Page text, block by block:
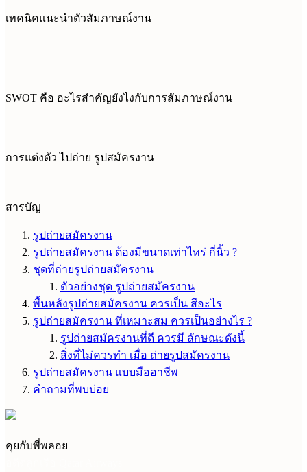
เทคนิคแนะนำตัวสัมภาษณ์งาน
SWOT คือ อะไรสำคัญยังไงกับการสัมภาษณ์งาน
การแต่งตัว ไปถ่าย รูปสมัครงาน
สารบัญ
รูปถ่ายสมัครงาน
รูปถ่ายสมัครงาน ต้องมีขนาดเท่าไหร่ กี่นิ้ว ?
ชุดที่ถ่ายรูปถ่ายสมัครงาน
ตัวอย่างชุด รูปถ่ายสมัครงาน
พื้นหลังรูปถ่ายสมัครงาน ควรเป็น สีอะไร
รูปถ่ายสมัครงาน ที่เหมาะสม ควรเป็นอย่างไร ?
รูปถ่ายสมัครงานที่ดี ควรมี ลักษณะดังนี้
สิ่งที่ไม่ควรทำ เมื่อ ถ่ายรูปสมัครงาน
รูปถ่ายสมัครงาน แบบมืออาชีพ
คำถามที่พบบ่อย
คุยกับพี่พลอย